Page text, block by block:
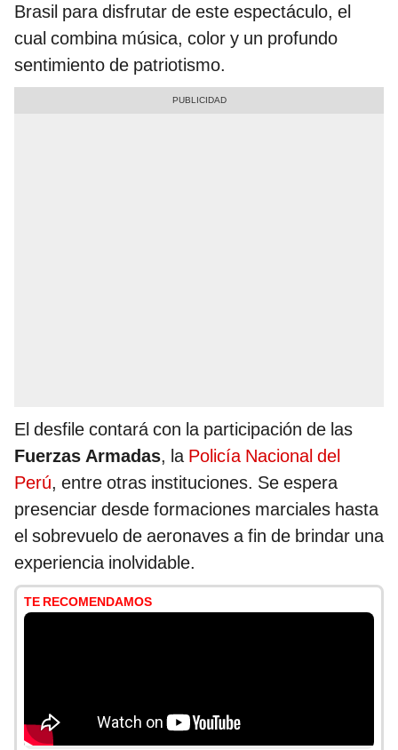
Brasil para disfrutar de este espectáculo, el
cual combina música, color y un profundo
sentimiento de patriotismo.
El desfile contará con la participación de las
Fuerzas Armadas, la Policía Nacional del
Perú, entre otras instituciones. Se espera
presenciar desde formaciones marciales hasta
el sobrevuelo de aeronaves a fin de brindar una
experiencia inolvidable.
TE RECOMENDAMOS